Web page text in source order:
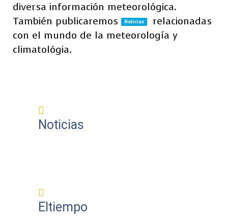
diversa información meteorológica.
También publicaremos
Noticias
relacionadas
con el mundo de la meteorología y
climatológia.
Noticias
Eltiempo